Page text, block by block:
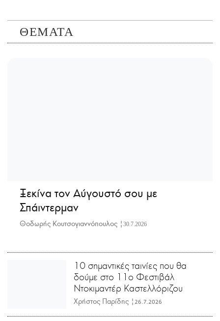
ΘΕΜΑΤΑ
Ξεκίνα τον Αύγουστό σου με
Σπάιντερμαν
Θοδωρής Κουτσογιαννόπουλος | 30.7.2026
10 σημαντικές ταινίες που θα
δούμε στο 11ο Φεστιβάλ
Ντοκιμαντέρ Καστελλόριζου
Χρήστος Παρίδης | 26.7.2026